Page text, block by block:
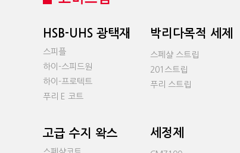
HSB-UHS 광택재
스피플
하이-스피드원
하이-프로텍트
푸리 E 코트
고급 수지 왁스
박리다목적 세제
스페샬 스트립
201스트립
푸리 스트립
세정제